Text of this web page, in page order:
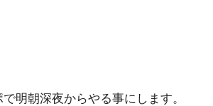
明朝深夜からやる事にします。